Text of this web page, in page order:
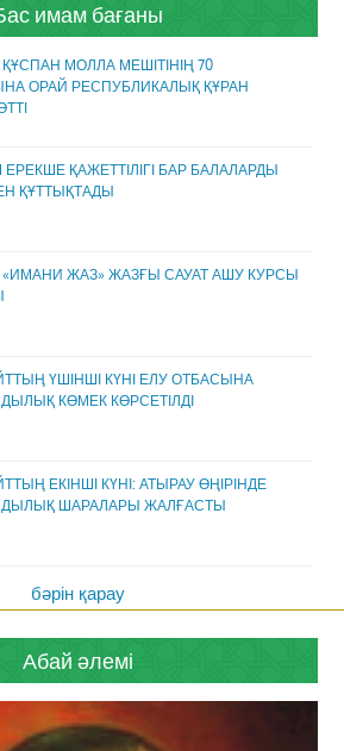
имам бағаны
МОЛЛА МЕШІТІНІҢ 70
ОРАЙ РЕСПУБЛИКАЛЫҚ ҚҰРАН
ҚАЖЕТТІЛІГІ БАР БАЛАЛАРДЫ
ҚҰТТЫҚТАДЫ
«ИМАНИ ЖАЗ» ЖАЗҒЫ САУАТ АШУ КУРСЫ
ҮШІНШІ КҮНІ ЕЛУ ОТБАСЫНА
КӨМЕК КӨРСЕТІЛДІ
ЕКІНШІ КҮНІ: АТЫРАУ ӨҢІРІНДЕ
ШАРАЛАРЫ ЖАЛҒАСТЫ
бәрін қарау
Абай әлемі